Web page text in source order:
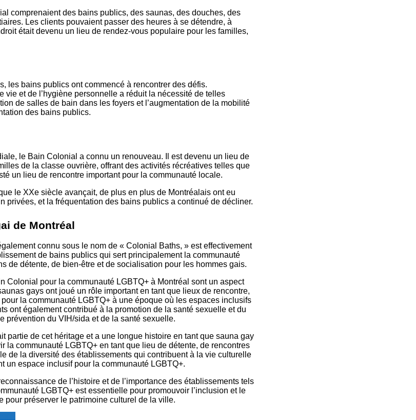
comprenaient des bains publics, des saunas, des douches, des
Les clients pouvaient passer des heures à se détendre, à
était devenu un lieu de rendez-vous populaire pour les familles,
les bains publics ont commencé à rencontrer des défis.
vie et de l’hygiène personnelle a réduit la nécessité de telles
de salles de bain dans les foyers et l’augmentation de la mobilité
des bains publics.
le Bain Colonial a connu un renouveau. Il est devenu un lieu de
de la classe ouvrière, offrant des activités récréatives telles que
un lieu de rencontre important pour la communauté locale.
le XXe siècle avançait, de plus en plus de Montréalais ont eu
privées, et la fréquentation des bains publics a continué de décliner.
de Montréal
connu sous le nom de « Colonial Baths, » est effectivement
de bains publics qui sert principalement la communauté
de détente, de bien-être et de socialisation pour les hommes gais.
Colonial pour la communauté LGBTQ+ à Montréal sont un aspect
gays ont joué un rôle important en tant que lieux de rencontre,
la communauté LGBTQ+ à une époque où les espaces inclusifs
ont également contribué à la promotion de la santé sexuelle et du
prévention du VIH/sida et de la santé sexuelle.
partie de cet héritage et a une longue histoire en tant que sauna gay
la communauté LGBTQ+ en tant que lieu de détente, de rencontres
de la diversité des établissements qui contribuent à la vie culturelle
un espace inclusif pour la communauté LGBTQ+.
de l’histoire et de l’importance des établissements tels
LGBTQ+ est essentielle pour promouvoir l’inclusion et le
pour préserver le patrimoine culturel de la ville.